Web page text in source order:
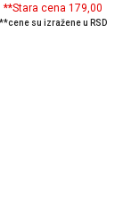
**Stara cena 179,00
**cene su izražene u RSD